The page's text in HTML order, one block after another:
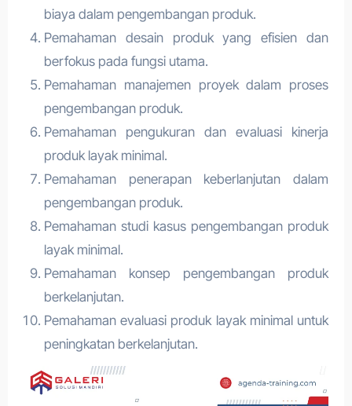
biaya dalam pengembangan produk.
Pemahaman desain produk yang efisien dan
berfokus pada fungsi utama.
Pemahaman manajemen proyek dalam proses
pengembangan produk.
Pemahaman pengukuran dan evaluasi kinerja
produk layak minimal.
Pemahaman penerapan keberlanjutan dalam
pengembangan produk.
Pemahaman studi kasus pengembangan produk
layak minimal.
Pemahaman konsep pengembangan produk
berkelanjutan.
Pemahaman evaluasi produk layak minimal untuk
peningkatan berkelanjutan.